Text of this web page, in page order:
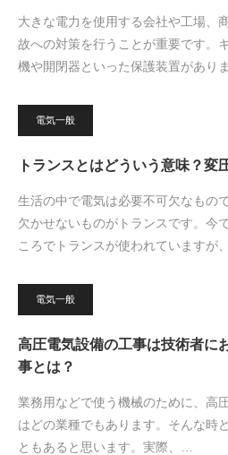
大きな電力を使用する会社や工場、
故への対策を行うことが重要です。
機や開閉器といった保護装置があり
電気一般
トランスとはどういう意味？変
生活の中で電気は必要不可欠なもの
欠かせないものがトランスです。今
ころでトランスが使われていますが
電気一般
高圧電気設備の工事は技術者に
事とは？
業務用などで使う機械のために、高
はどの業種でもあります。そんな時
ともあると思います。実際、…